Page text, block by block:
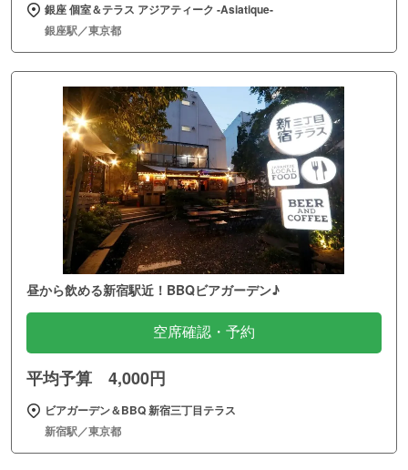
銀座 個室＆テラス アジアティーク ‐Asiatique‐
銀座駅／東京都
昼から飲める新宿駅近！BBQビアガーデン♪
空席確認・予約
平均予算 4,000円
ビアガーデン＆BBQ 新宿三丁目テラス
新宿駅／東京都